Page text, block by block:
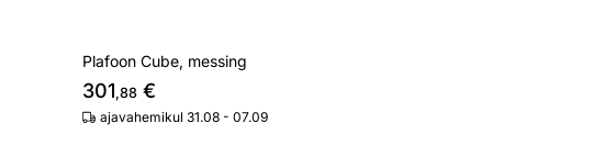
Plafoon Cube, messing
301,88€
ajavahemikul 31.08 - 07.09